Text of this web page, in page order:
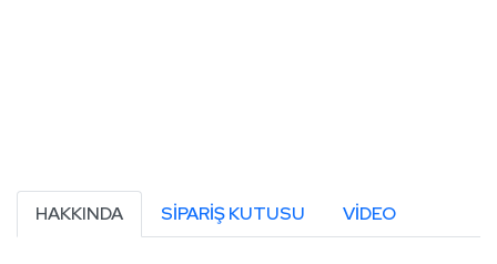
HAKKINDA SIPARIŞ KUTUSU VIDEO